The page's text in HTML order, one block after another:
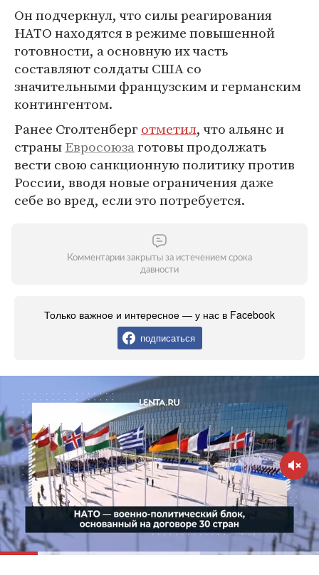
Он подчеркнул, что силы реагирования
НАТО находятся в режиме повышенной
готовности, а основную их часть
составляют солдаты США со
значительными французским и германским
контингентом.
Ранее Столтенберг отметил, что альянс и
страныЕвросоюзаготовы продолжать
вести свою санкционную политику против
России, вводя новые ограничения даже
себе во вред, если это потребуется.
Комментарии закрыты за истечением срока
давности
Только важное и интересное — у нас в Facebook
подписаться